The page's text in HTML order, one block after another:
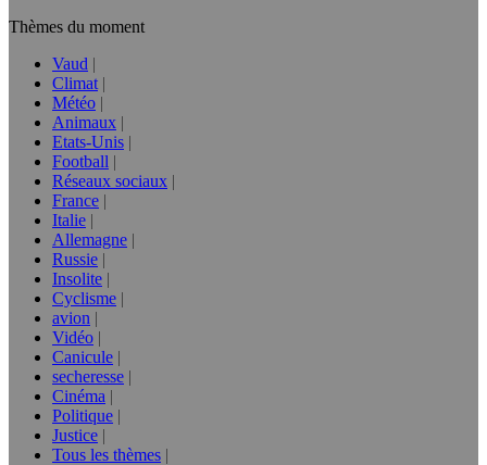
Thèmes du moment
Vaud
Climat
Météo
Animaux
Etats-Unis
Football
Réseaux sociaux
France
Italie
Allemagne
Russie
Insolite
Cyclisme
avion
Vidéo
Canicule
secheresse
Cinéma
Politique
Justice
Tous les thèmes